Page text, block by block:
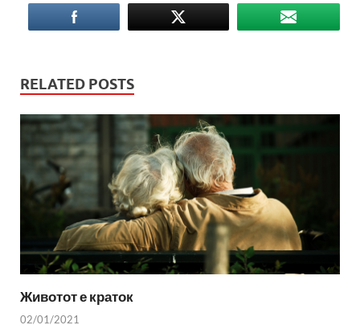
RELATED POSTS
Животот е краток
02/01/2021